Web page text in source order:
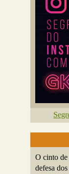
O cinto
defesa